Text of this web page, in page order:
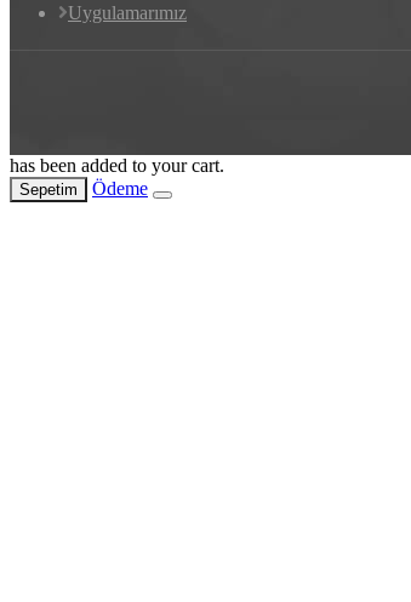
Uygulamarımız
has been added to your cart.
Sepetim Ödeme